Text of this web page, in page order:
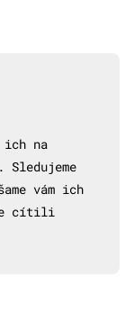
ich na
vám ich
cítili